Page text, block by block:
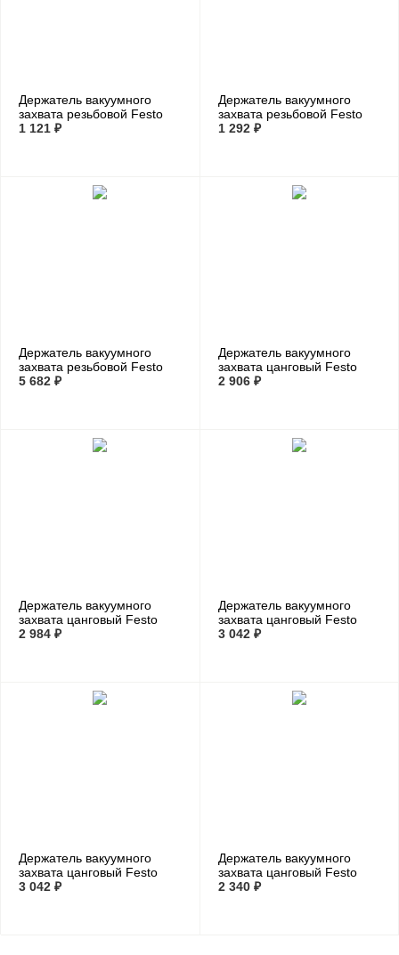
Держатель вакуумного
захвата резьбовой Festo
ESH-HE-4-G1/8
1 121 ₽
Держатель вакуумного
захвата резьбовой Festo
ESH-HE-5-G1/4
1 292 ₽
Держатель вакуумного
захвата резьбовой Festo
ESH-HF-4-M14X1
5 682 ₽
Держатель вакуумного
захвата цанговый Festo
ESH-HA-1-QS
2 906 ₽
Держатель вакуумного
захвата цанговый Festo
ESH-HA-2-QS
2 984 ₽
Держатель вакуумного
захвата цанговый Festo
ESH-HA-3-QS
3 042 ₽
Держатель вакуумного
захвата цанговый Festo
ESH-HA-4-QS
3 042 ₽
Держатель вакуумного
захвата цанговый Festo
ESH-HB-1-QS
2 340 ₽